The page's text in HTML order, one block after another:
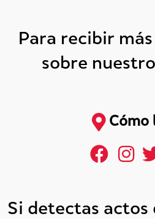
Para recibir
sobre
Cómo
Si detectas actos